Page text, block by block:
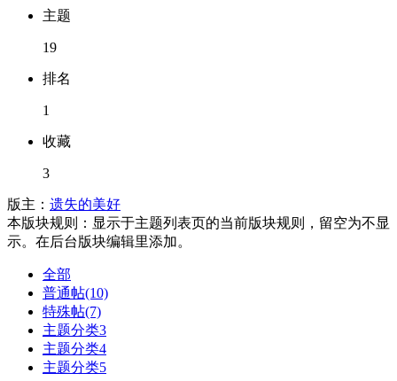
主题
19
排名
1
收藏
3
版主： 遗失的美好
本版块规则：显示于主题列表页的当前版块规则，留空为不显
示。在后台版块编辑里添加。
全部
普通帖(10)
特殊帖(7)
主题分类3
主题分类4
主题分类5